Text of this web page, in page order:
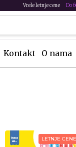
Vrele letnje cene Do
Kontakt O nama
LETNJE